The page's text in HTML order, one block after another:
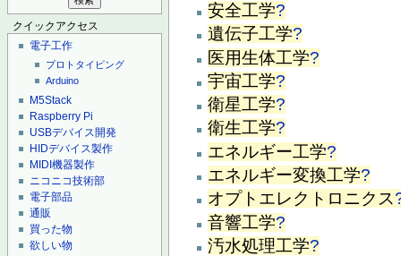
クイックアクセス
電子工作
プロトタイピング
Arduino
M5Stack
Raspberry Pi
USBデバイス開発
HIDデバイス製作
MIDI機器製作
ニコニコ技術部
電子部品
通販
買った物
欲しい物
安全工学?
遺伝子工学?
医用生体工学?
宇宙工学?
衛星工学?
衛生工学?
エネルギー工学?
エネルギー変換工学?
オプトエレクトロニクス
音響工学?
汚水処理工学?